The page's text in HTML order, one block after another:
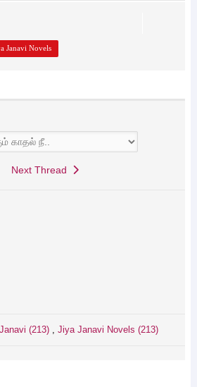
Janavi Novels
Next Thread
(213) , Jiya Janavi Novels (213)